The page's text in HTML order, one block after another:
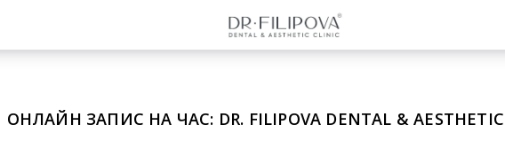
ОНЛАЙН ЗАПИС НА ЧАС: DR. FILIPOVA DENTAL & AESTHETIC